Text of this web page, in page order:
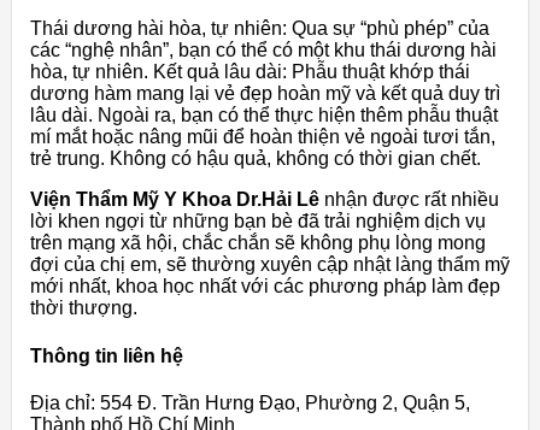
Thái dương hài hòa, tự nhiên: Qua sự “phù phép” của
các “nghệ nhân”, bạn có thể có một khu thái dương hài
hòa, tự nhiên. Kết quả lâu dài: Phẫu thuật khớp thái
dương hàm mang lại vẻ đẹp hoàn mỹ và kết quả duy trì
lâu dài. Ngoài ra, bạn có thể thực hiện thêm phẫu thuật
mí mắt hoặc nâng mũi để hoàn thiện vẻ ngoài tươi tắn,
trẻ trung. Không có hậu quả, không có thời gian chết.
Viện Thẩm Mỹ Y Khoa Dr.Hải Lê nhận được rất nhiều
lời khen ngợi từ những bạn bè đã trải nghiệm dịch vụ
trên mạng xã hội, chắc chắn sẽ không phụ lòng mong
đợi của chị em, sẽ thường xuyên cập nhật làng thẩm mỹ
mới nhất, khoa học nhất với các phương pháp làm đẹp
thời thượng.
Thông tin liên hệ
Địa chỉ: 554 Đ. Trần Hưng Đạo, Phường 2, Quận 5,
Thành phố Hồ Chí Minh